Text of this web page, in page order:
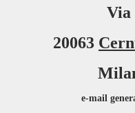
Via
20063
e-mail